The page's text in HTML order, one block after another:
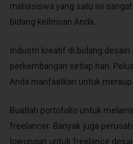
mahasiswa yang satu ini
bidang keilmuan Anda.
Industri kreatif di bidang desain
perkembangan setiap hari.
Anda manfaatkan untuk
Buatlah portofolio untuk
freelancer. Banyak juga
lowongan untuk freelance